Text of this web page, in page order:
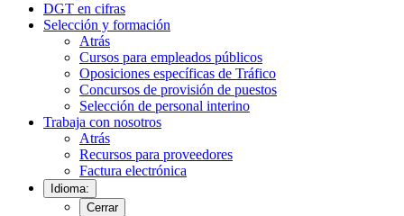
DGT en cifras
Selección y formación
Atrás
Cursos para empleados públicos
Oposiciones específicas de Tráfico
Concursos de provisión de puestos
Selección de personal interino
Trabaja con nosotros
Atrás
Recursos para proveedores
Factura electrónica
Idioma:
Cerrar